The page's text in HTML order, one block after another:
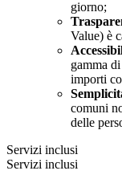
giorno;
Value) è
gamma
importi
comuni
delle
Servizi inclusi
Servizi inclusi